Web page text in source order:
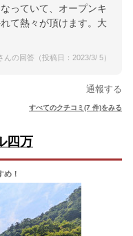
っていて、オープンキ
て熱々が頂けます。大
んの回答（投稿日：2023/3/ 5）
通報する
すべてのクチコミ(7 件)をみる
四万
め！